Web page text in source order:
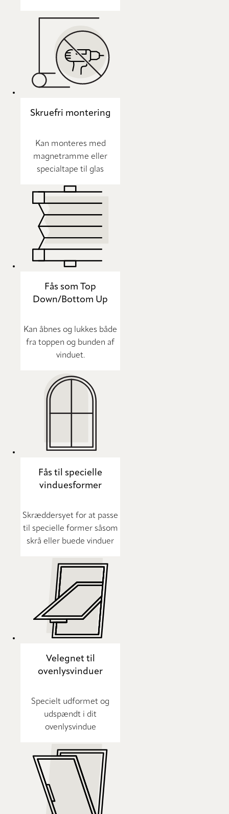
Skruefri montering
Kan monteres med
magnetramme eller
specialtape til glas
Fås som Top
Down/Bottom Up
Kan åbnes og lukkes både
fra toppen og bunden af
vinduet.
Fås til specielle
vinduesformer
Skræddersyet for at passe
til specielle former såsom
skrå eller buede vinduer
Velegnet til
ovenlysvinduer
Specielt udformet og
udspændt i dit
ovenlysvindue